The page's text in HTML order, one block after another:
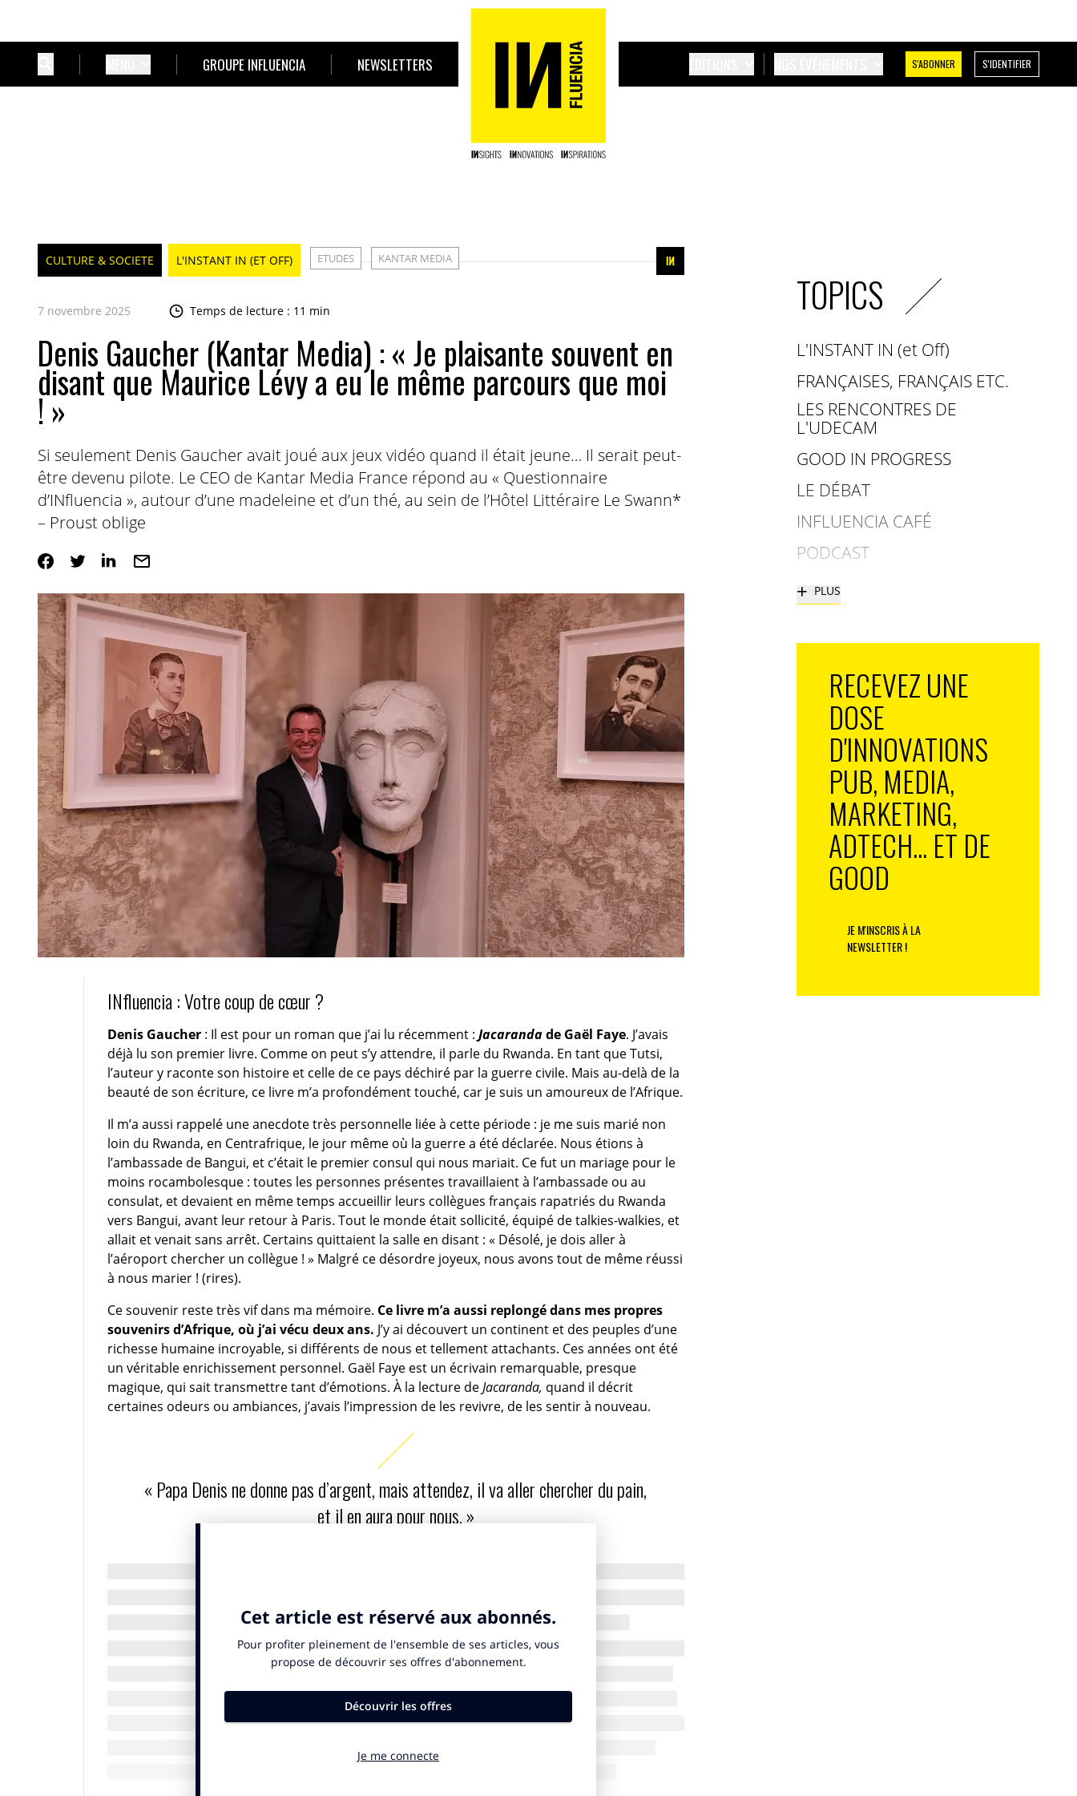
GROUPE INFLUENCIA NEWSLETTERS S'ABONNER S'IDENTIFIER
CULTURE & SOCIETE L'INSTANT IN (ET OFF) ETUDES KANTAR MEDIA
7 novembre 2025 Temps de lecture : 11 min
Denis Gaucher (Kantar Media) : « Je plaisante souvent en
disant que Maurice Lévy a eu le même parcours que moi
! »
Si seulement Denis Gaucher avait joué aux jeux vidéo quand il était jeune… Il serait peut-
être devenu pilote. Le CEO de Kantar Media France répond au « Questionnaire
d’INfluencia », autour d’une madeleine et d’un thé, au sein de l’Hôtel Littéraire Le Swann*
– Proust oblige
INfluencia : Votre coup de cœur ?
Denis Gaucher: Il est pour un roman que j’ai lu récemment : Jacarandade Gaël Faye. J’avais
déjà lu son premier livre. Comme on peut s’y attendre, il parle du Rwanda. En tant que Tutsi,
l’auteur y raconte son histoire et celle de ce pays déchiré par la guerre civile. Mais au-delà de la
beauté de son écriture, ce livre m’a profondément touché, car je suis un amoureux de l’Afrique.
Il m’a aussi rappelé une anecdote très personnelle liée à cette période : je me suis marié non
loin du Rwanda, en Centrafrique, le jour même où la guerre a été déclarée. Nous étions à
l’ambassade de Bangui, et c’était le premier consul qui nous mariait. Ce fut un mariage pour le
moins rocambolesque : toutes les personnes présentes travaillaient à l’ambassade ou au
consulat, et devaient en même temps accueillir leurs collègues français rapatriés du Rwanda
vers Bangui, avant leur retour à Paris. Tout le monde était sollicité, équipé de talkies-walkies, et
allait et venait sans arrêt. Certains quittaient la salle en disant : « Désolé, je dois aller à
l’aéroport chercher un collègue ! » Malgré ce désordre joyeux, nous avons tout de même réussi
à nous marier ! (rires).
Ce souvenir reste très vif dans ma mémoire. Ce livre m’a aussi replongé dans mes propres
souvenirs d’Afrique, où j’ai vécu deux ans. J’y ai découvert un continent et des peuples d’une
richesse humaine incroyable, si différents de nous et tellement attachants. Ces années ont été
un véritable enrichissement personnel. Gaël Faye est un écrivain remarquable, presque
magique, qui sait transmettre tant d’émotions. À la lecture deJacaranda, quand il décrit
certaines odeurs ou ambiances, j’avais l’impression de les revivre, de les sentir à nouveau.
« Papa Denis ne donne pas d’argent, mais attendez, il va aller chercher du pain,
et il en aura pour nous. »
Bangui, quand j’étais professeur à l’université. Chaque matin, j’allais chercher le courrier à la
poste. A l’extérieur, devant les boîtes aux lettres, il y avait toujours des petits orphelins, dont
les parents étaient morts du sida et qui vivaient dans la rue. Pour gagner un peu d’argent, ils
changé d’habitude : je n’ai plus donné d’argent, mais j’allais chaque matin à la boulangerie
voisine pour acheter une dizaine de baguettes que je leur distribuais. Ils savaient qu’ils auraient
leur disaient : « Papa Denis ne donne pas d’argent, mais attendez, il va aller chercher du pain,
TOPICS
L'INSTANT IN (et Off)
FRANÇAISES, FRANÇAIS ETC.
LES RENCONTRES DE
L'UDECAM
GOOD IN PROGRESS
LE DÉBAT
INFLUENCIA CAFÉ
PODCAST
+ PLUS
RECEVEZ UNE
DOSE
D'INNOVATIONS
PUB, MEDIA,
MARKETING,
ADTECH... ET DE
GOOD
JE M'INSCRIS À LA
NEWSLETTER !